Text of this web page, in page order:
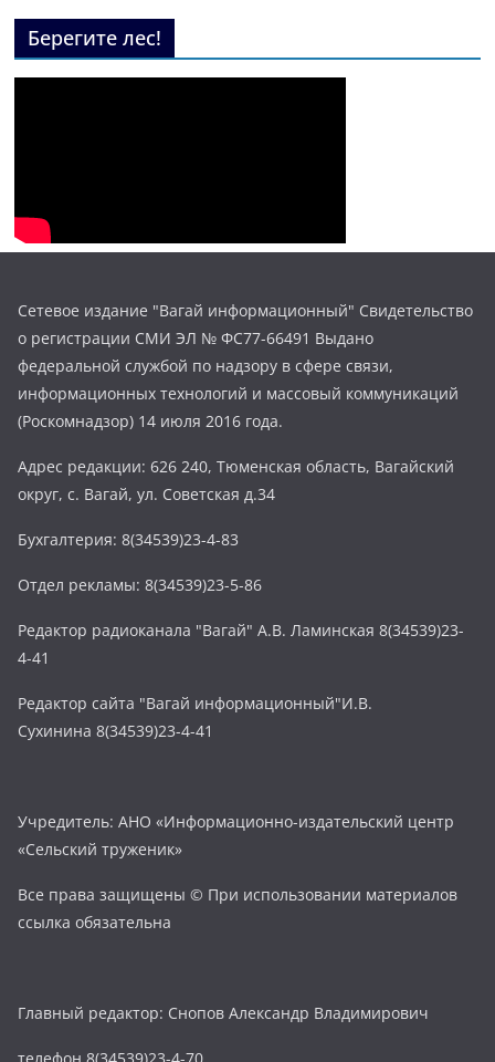
Берегите лес!
Сетевое издание "Вагай информационный" Свидетельство
о регистрации СМИ ЭЛ № ФС77-66491 Выдано
федеральной службой по надзору в сфере связи,
информационных технологий и массовый коммуникаций
(Роскомнадзор) 14 июля 2016 года.
Адрес редакции: 626 240, Тюменская область, Вагайский
округ, с. Вагай, ул. Советская д.34
Бухгалтерия: 8(34539)23-4-83
Отдел рекламы: 8(34539)23-5-86
Редактор радиоканала "Вагай" А.В. Ламинская 8(34539)23-
4-41
Редактор сайта "Вагай информационный"И.В.
Сухинина 8(34539)23-4-41
Учредитель: АНО «Информационно-издательский центр
«Сельский труженик»
Все права защищены © При использовании материалов
ссылка обязательна
Главный редактор: Снопов Александр Владимирович